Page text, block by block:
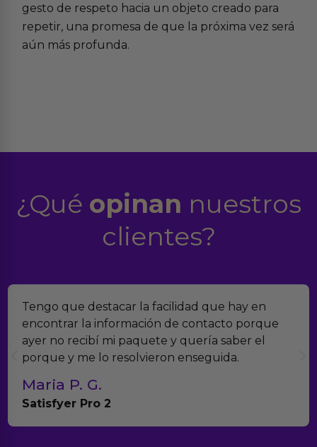
gesto de respeto hacia un objeto creado para
repetir, una promesa de que la próxima vez será
aún más profunda.
¿Qué opinan nuestros
clientes?
la facilidad que hay en
de contacto porque
paquete y quería saber el
enseguida.
Encontramos
verdad es que
muchísimos
con el